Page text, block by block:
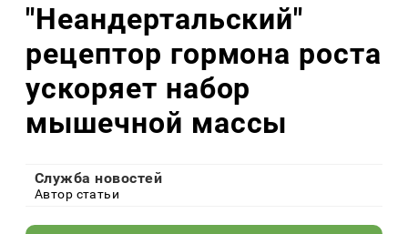
"Неандертальский"
рецептор гормона роста
ускоряет набор
мышечной массы
Служба новостей
Автор статьи